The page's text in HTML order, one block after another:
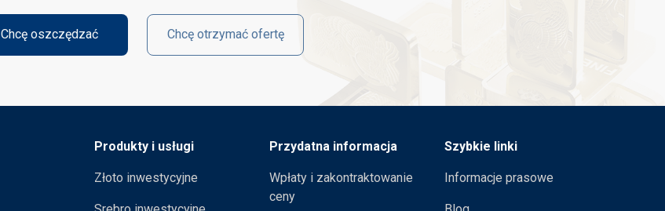
Chcę oszczędzać Chcę otrzymać ofertę
Produkty i usługi
Złoto inwestycyjne
Przydatna informacja
Wpłaty i zakontraktowanie
ceny
Szybkie linki
Informacje prasowe